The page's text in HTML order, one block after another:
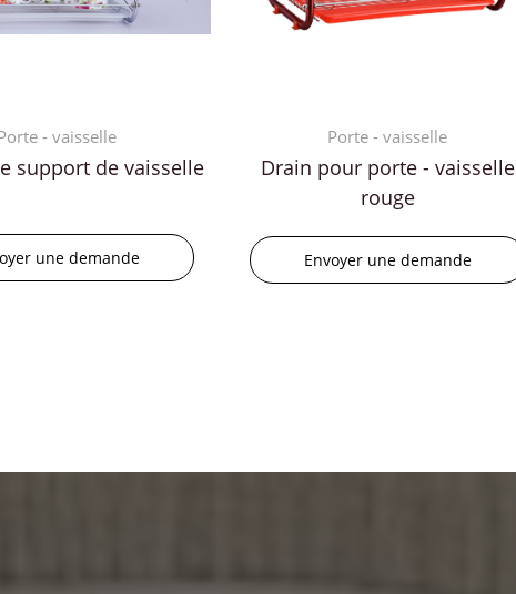
- vaisselle
support de vaisselle
une demande
Porte - vaisselle
Drain pour porte - vaisselle
rouge
Envoyer une demande